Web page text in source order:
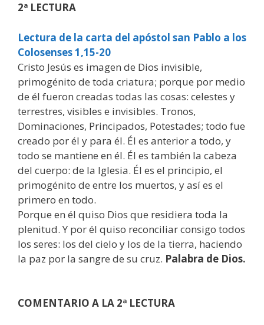
2ª LECTURA
Lectura de la carta del apóstol san Pablo a los
Colosenses 1,15-20
Cristo Jesús es imagen de Dios invisible,
primogénito de toda criatura; porque por medio
de él fueron creadas todas las cosas: celestes y
terrestres, visibles e invisibles. Tronos,
Dominaciones, Principados, Potestades; todo fue
creado por él y para él. Él es anterior a todo, y
todo se mantiene en él. Él es también la cabeza
del cuerpo: de la Iglesia. Él es el principio, el
primogénito de entre los muertos, y así es el
primero en todo.
Porque en él quiso Dios que residiera toda la
plenitud. Y por él quiso reconciliar consigo todos
los seres: los del cielo y los de la tierra, haciendo
la paz por la sangre de su cruz. Palabra de Dios.
COMENTARIO A LA 2ª LECTURA